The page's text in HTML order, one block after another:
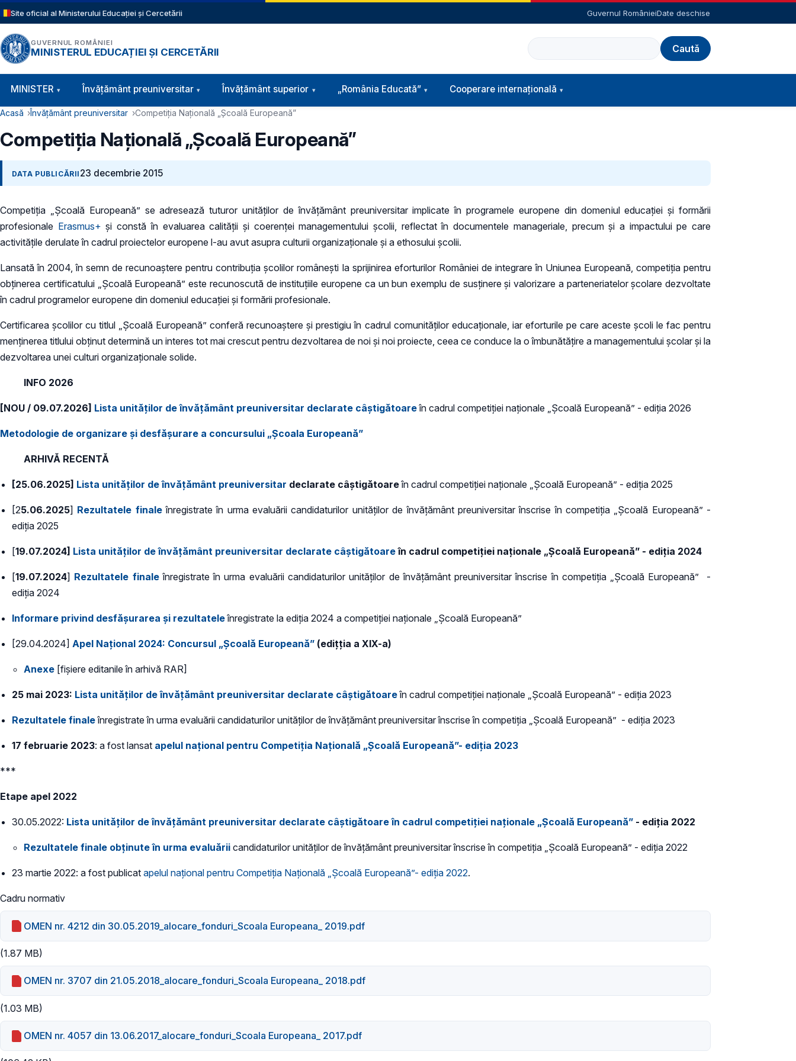
Sari la conținutul principal
Site oficial al Ministerului Educației și Cercetării Guvernul RomânieiDate deschise
GUVERNUL ROMÂNIEI
MINISTERUL EDUCAȚIEI ȘI CERCETĂRII
Caută
Navigație principală
MINISTER Învăţământ preuniversitar Învățământ superior „România Educată” Cooperare internațională
Cale de navigare
Acasă Învățământ preuniversitar Competiția Națională „Școală Europeană”
Competiția Națională „Școală Europeană”
DATA PUBLICĂRII 23 decembrie 2015
Competiția „Şcoală Europeană” se adresează tuturor unităţilor de învăţământ preuniversitar implicate în programele europene din domeniul educației și formării
profesionale Erasmus+ și constă în evaluarea calității și coerenței managementului școlii, reflectat în documentele manageriale, precum și a impactului pe care
activitățile derulate în cadrul proiectelor europene l-au avut asupra culturii organizaționale și a ethosului școlii.
Lansată în 2004, în semn de recunoaştere pentru contribuţia şcolilor româneşti la sprijinirea eforturilor României de integrare în Uniunea Europeană, competiţia pentru
obţinerea certificatului „Şcoală Europeană” este recunoscută de instituțiile europene ca un bun exemplu de susținere și valorizare a parteneriatelor școlare dezvoltate
în cadrul programelor europene din domeniul educației și formării profesionale.
Certificarea școlilor cu titlul „Școală Europeană” conferă recunoaștere și prestigiu în cadrul comunităților educaționale, iar eforturile pe care aceste școli le fac pentru
menținerea titlului obținut determină un interes tot mai crescut pentru dezvoltarea de noi și noi proiecte, ceea ce conduce la o îmbunătățire a managementului școlar și la
dezvoltarea unei culturi organizaționale solide.
INFO 2026
[NOU / 09.07.2026] Lista unităţilor de învăţământ preuniversitar declarate câştigătoareîn cadrul competiţiei naționale „Școală Europeană” - ediţia 2026
Metodologie de organizare și desfășurare a concursului „Școala Europeană”
ARHIVĂ RECENTĂ
[25.06.2025] Lista unităţilor de învăţământ preuniversitar declarate câştigătoareîn cadrul competiţiei naționale „Școală Europeană” - ediţia 2025
[25.06.2025] Rezultatele finaleînregistrate în urma evaluării candidaturilor unităţilor de învăţământ preuniversitar înscrise în competiţia „Școală Europeană” -
ediţia 2025
[19.07.2024] Lista unităţilor de învăţământ preuniversitar declarate câştigătoareîn cadrul competiţiei naționale „Școală Europeană” - ediţia 2024
[19.07.2024] Rezultatele finaleînregistrate în urma evaluării candidaturilor unităţilor de învăţământ preuniversitar înscrise în competiţia „Școală Europeană” -
ediţia 2024
Informare privind desfășurarea și rezultateleînregistrate la ediția 2024 a competiţiei naționale „Școală Europeană”
[29.04.2024] Apel Național 2024: Concursul „Școală Europeană” (edițția a XIX-a)
Anexe [fișiere editanile în arhivă RAR]
25 mai 2023: Lista unităţilor de învăţământ preuniversitar declarate câştigătoareîn cadrul competiţiei naționale „Școală Europeană” - ediţia 2023
Rezultatele finaleînregistrate în urma evaluării candidaturilor unităţilor de învăţământ preuniversitar înscrise în competiţia „Școală Europeană” - ediţia 2023
17 februarie 2023: a fost lansat apelul naţional pentru Competiţia Națională „Școală Europeană”- ediția 2023
***
Etape apel 2022
30.05.2022: Lista unităţilor de învăţământ preuniversitar declarate câştigătoare în cadrul competiţiei naționale „Școală Europeană” - ediţia 2022
Rezultatele finale obținute în urma evaluării candidaturilor unităţilor de învăţământ preuniversitar înscrise în competiţia „Școală Europeană” - ediţia 2022
23 martie 2022: a fost publicat apelul naţional pentru Competiţia Națională „Școală Europeană”- ediția 2022.
Cadru normativ
OMEN nr. 4212 din 30.05.2019_alocare_fonduri_Scoala Europeana_ 2019.pdf
(1.87 MB)
OMEN nr. 3707 din 21.05.2018_alocare_fonduri_Scoala Europeana_ 2018.pdf
(1.03 MB)
OMEN nr. 4057 din 13.06.2017_alocare_fonduri_Scoala Europeana_ 2017.pdf